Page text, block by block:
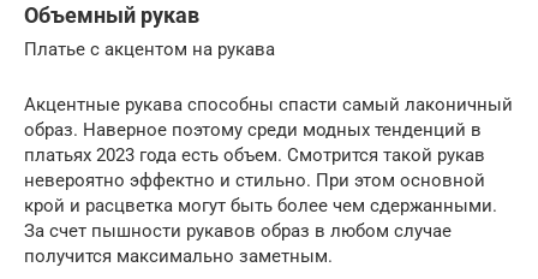
Объемный рукав
Платье с акцентом на рукава
Акцентные рукава способны спасти самый лаконичный
образ. Наверное поэтому среди модных тенденций в
платьях 2023 года есть объем. Смотрится такой рукав
невероятно эффектно и стильно. При этом основной
крой и расцветка могут быть более чем сдержанными.
За счет пышности рукавов образ в любом случае
получится максимально заметным.